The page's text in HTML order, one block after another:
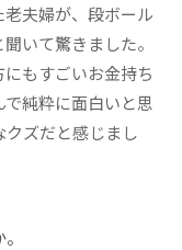
夫婦が、段ボール
いて驚きました。
もすごいお金持ち
純粋に面白いと思
クズだと感じまし